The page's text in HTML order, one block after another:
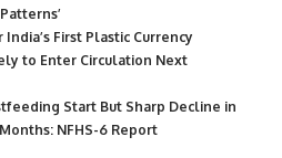
First Plastic Currency
to Enter Circulation Next
Start But Sharp Decline in
NFHS-6 Report